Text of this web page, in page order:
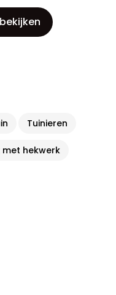
Tuinieren
hekwerk